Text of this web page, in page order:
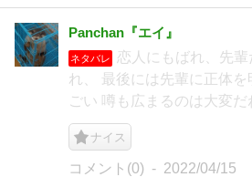
Panchan『エイ』
ネタバレ
恋人にもばれ、先
れ、 最後には先輩に正体を
ごい 噂も広まるのは大変だ
ナイス
コメント(0) 2022/04/15